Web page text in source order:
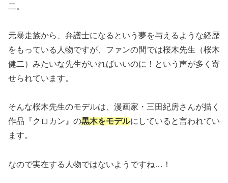
二。
元暴走族から、弁護士になるという夢を与えるような経歴
をもっている人物ですが、ファンの間では桜木先生（桜木
健二）みたいな先生がいればいいのに！という声が多く寄
せられています。
そんな桜木先生のモデルは、漫画家・三田紀房さんが描く
作品『クロカン』の黒木をモデルにしていると言われてい
ます。
なので実在する人物ではないようですね…！